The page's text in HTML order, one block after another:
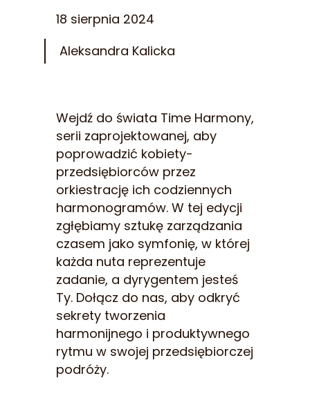
Aleksandra Kalicka
18 sierpnia 2024
Wejdź do świata Time Harmony,
serii zaprojektowanej, aby
poprowadzić kobiety-
przedsiębiorców przez
orkiestrację ich codziennych
harmonogramów. W tej edycji
zgłębiamy sztukę zarządzania
czasem jako symfonię, w której
każda nuta reprezentuje
zadanie, a dyrygentem jesteś
Ty. Dołącz do nas, aby odkryć
sekrety tworzenia
harmonijnego i produktywnego
rytmu w swojej przedsiębiorczej
podróży.